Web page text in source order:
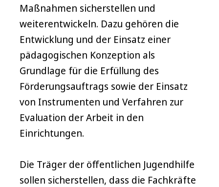
Maßnahmen sicherstellen und
weiterentwickeln. Dazu gehören die
Entwicklung und der Einsatz einer
pädagogischen Konzeption als
Grundlage für die Erfüllung des
Förderungsauftrags sowie der Einsatz
von Instrumenten und Verfahren zur
Evaluation der Arbeit in den
Einrichtungen.
Die Träger der öffentlichen Jugendhilfe
sollen sicherstellen, dass die Fachkräfte